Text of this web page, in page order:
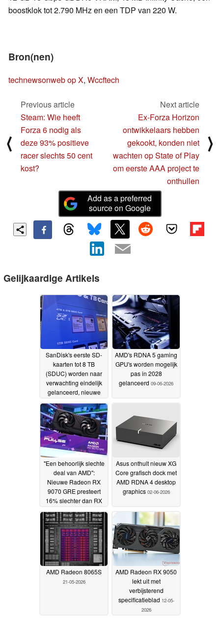
boostklok tot 2.790 MHz en een TDP van 220 W.
Bron(nen)
technewsonweb op X, Wccftech
⟨
Previous article
Steam: Wie heeft
Forza 6 nodig als
deze 93% positieve
racer slechts 50 cent
kost?
Next article
Ex-Forza Horizon
ontwikkelaars hebben
gekookt, konden niet
wachten op State of Play
om eerste AAA project te
onthullen
⟩
Add as a preferred
source on Google
Gelijkaardige Artikels
SanDisk's eerste SD-
kaarten tot 8 TB
(SDUC) worden naar
verwachting eindelijk
gelanceerd, nieuwe
09-
06-2026
AMD's RDNA 5 gaming
GPU's worden mogelijk
pas in 2028
gelanceerd 09-06-2026
"Een behoorlijk slechte
deal van AMD":
Nieuwe Radeon RX
9070 GRE presteert
16% slechter dan RX
lancering voor
dezelfde prijs03-06-2026
Asus onthult nieuw XG
Core grafisch dock met
AMD RDNA 4 desktop
graphics 02-06-2026
AMD Radeon 8065S
21-05-2026
AMD Radeon RX 9050
lekt uit met
verbijsterend
specificatieblad 12-05-
2026